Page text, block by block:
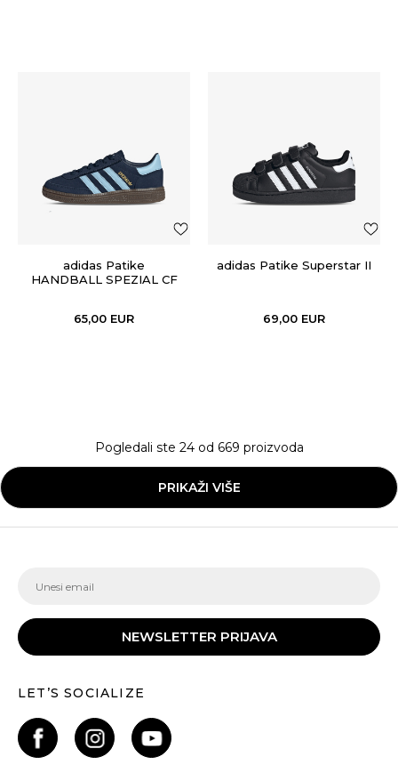
adidas Patike
HANDBALL SPEZIAL CF
65,00 EUR
adidas Patike Superstar II
69,00 EUR
Pogledali ste 24od 669 proizvoda
PRIKAŽI VIŠE
NEWSLETTER PRIJAVA
LET’S SOCIALIZE